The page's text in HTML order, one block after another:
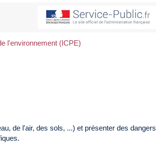
l'environnement (ICPE)
de l'air, des sols, ...) et présenter des dangers